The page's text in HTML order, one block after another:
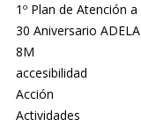
1º Plan de Atención
30 Aniversario
8M
accesibilidad
Acción
Actividades